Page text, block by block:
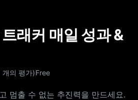
래커 매일 성과 &
개의 평가)Free
멈출 수 없는 추진력을 만드세요.